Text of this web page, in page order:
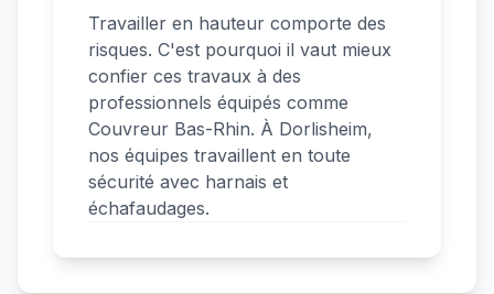
Travailler en hauteur comporte des
risques. C'est pourquoi il vaut mieux
confier ces travaux à des
professionnels équipés comme
Couvreur Bas-Rhin. À Dorlisheim,
nos équipes travaillent en toute
sécurité avec harnais et
échafaudages.